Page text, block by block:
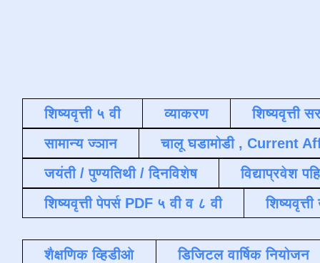
शिष्यवृत्ती ५ वी व्याकरण
शिष्यवृत्ती
सामान्य ज्ञान
चालू घडामोडी , Current
जयंती / पुण्यतिथी / दिनविशेष
विद्याप्रवेश
शिष्यवृत्ती पेपर्स PDF ५ वी व ८ वी
शैक्षणिक व्हिडीओ
डिजिटल वार्षिक नियोजन